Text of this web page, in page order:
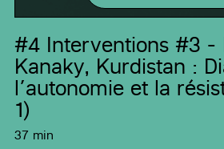
#4 Interventions #3 -
Kanaky, Kurdistan :
l’autonomie et la
1)
37 min